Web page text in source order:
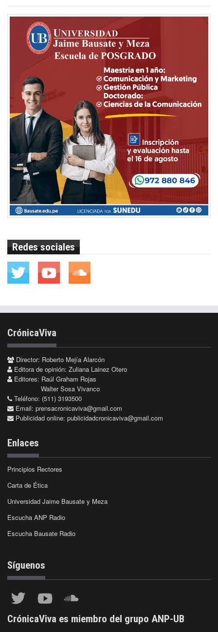
Redes sociales
CrónicaViva
Director: Roberto Mejía Alarcón
Editora de opinión: Zuliana Lainez Otero
Editores: Raúl Graham Rojas
Walter Sosa Vivanco
Teléfono: (511) 3193500
Email: prensacronicaviva@gmail.com
Publicidad online: publicidadcronicaviva@gmail.com
Enlaces
Principios Rectores
Carta de Ética
Universidad Jaime Bausate y Meza
Escucha ANP Radio
Escucha Bausate Radio
Síguenos
CrónicaViva es miembro del grupo ANP-UB